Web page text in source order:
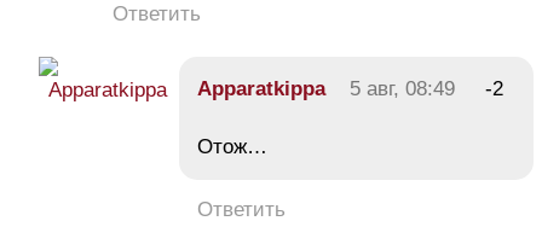
Ответить
Apparatkippa 5 авг, 08:49 -2
Отож…
Ответить